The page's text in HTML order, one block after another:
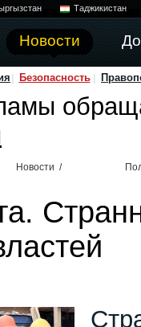
Таджикистан
Новости
Безопасность
Новости /